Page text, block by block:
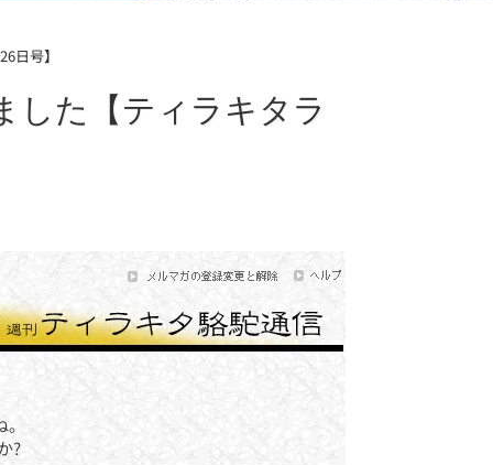
日号】
した【ティラキタラ
?